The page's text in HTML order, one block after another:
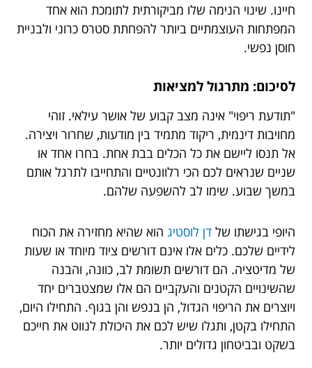
חיינו. שינוי הנימה שלו מביקורתית לתומכת הוא אחד
המפתחות העוצמתיים ביותר להפחתת סטרס כרוני ולבניית
חוסן נפשי.
לסיכום: מתרגול למציאות
"תודעת ריפוי" אינה מצב קבוע של אושר עילאי. זוהי
מחויבות דינמית, ריקוד מתמיד בין מודעות, שחרור ויצירה.
אל תנסו ליישם את כל הכלים בבת אחת. בחרו אחד או
שניים שנראים לכם הכי רלוונטיים והתחייבו לתרגל אותם
במשך שבוע. שימו לב להשפעה שלהם.
היופי בגישתו של דן לוסטיג הוא שהיא מחזירה את הכוח
לידיים שלכם. כלים אלו אינם דורשים ציוד מיוחד או שעות
של מדיטציה. הם דורשים תשומת לב, כוונה, והבנה
שהשינויים הקטנים והעקביים הם אלו שמצטברים יחד
ויוצרים את הריפוי הגדול, הן בנפש והן בגוף. התחילו היום,
התחילו בקטן, ותגלו שיש לכם את היכולת לנווט את חייכם
בשקט ובביטחון גדולים יותר.